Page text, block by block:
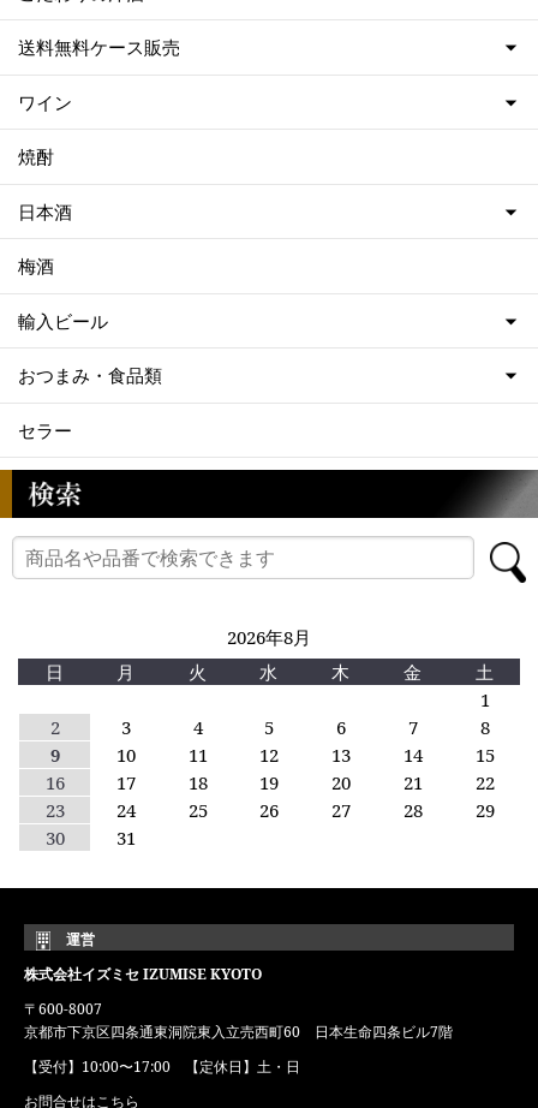
送料無料ケース販売
ワイン
焼酎
日本酒
梅酒
輸入ビール
おつまみ・食品類
セラー
2026年8月
日
月 火 水 木 金
土
1
2
3 4 5 6 7
8
9
10 11 12 13 14
15
16
17 18 19 20 21
22
23
24 25 26 27 28
29
30
31
運営
株式会社イズミセ IZUMISE KYOTO
〒600-8007
京都市下京区四条通東洞院東入立売西町60 日本生命四条ビル7階
【受付】10:00〜17:00 【定休日】土・日
お問合せはこちら